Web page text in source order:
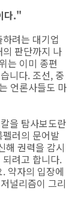
다."
려는 대기업
판단까지 나
는 이미 종편
니다. 조선, 중
언론사들도 마
을 탐사보도란
러의 문어발
해 권력을 감시
려고 합니다.
약자의 입장에
널리즘이 그리